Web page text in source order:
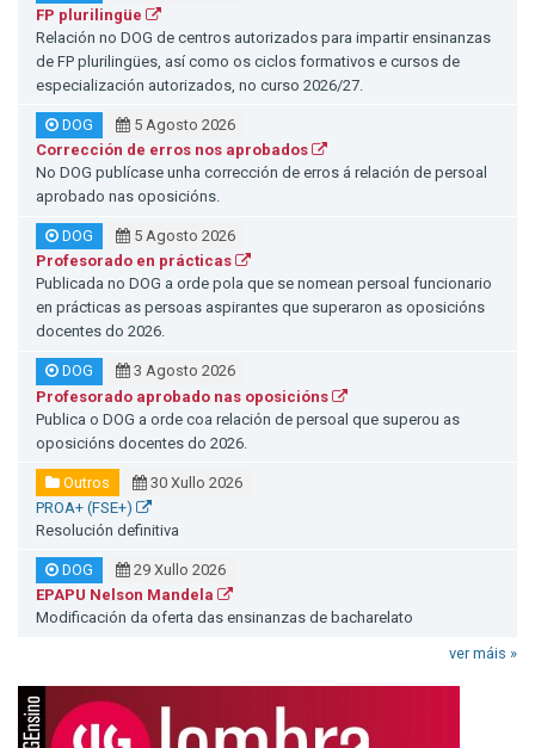
FP plurilingüe
Relación no DOG de centros autorizados para impartir ensinanzas
de FP plurilingües, así como os ciclos formativos e cursos de
especialización autorizados, no curso 2026/27.
DOG
5 Agosto 2026
Corrección de erros nos aprobados
No DOG publícase unha corrección de erros á relación de persoal
aprobado nas oposicións.
DOG
5 Agosto 2026
Profesorado en prácticas
Publicada no DOG a orde pola que se nomean persoal funcionario
en prácticas as persoas aspirantes que superaron as oposicións
docentes do 2026.
DOG
3 Agosto 2026
Profesorado aprobado nas oposicións
Publica o DOG a orde coa relación de persoal que superou as
oposicións docentes do 2026.
Outros
30 Xullo 2026
PROA+ (FSE+)
Resolución definitiva
DOG
29 Xullo 2026
EPAPU Nelson Mandela
Modificación da oferta das ensinanzas de bacharelato
ver máis »